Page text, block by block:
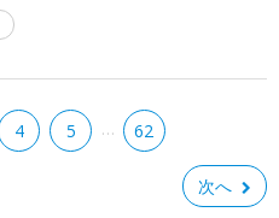
4 5 … 62
次へ